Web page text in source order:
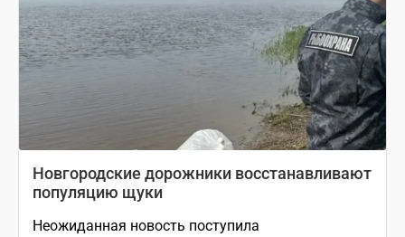
Новгородские дорожники восстанавливают
популяцию щуки
Неожиданная новость поступила